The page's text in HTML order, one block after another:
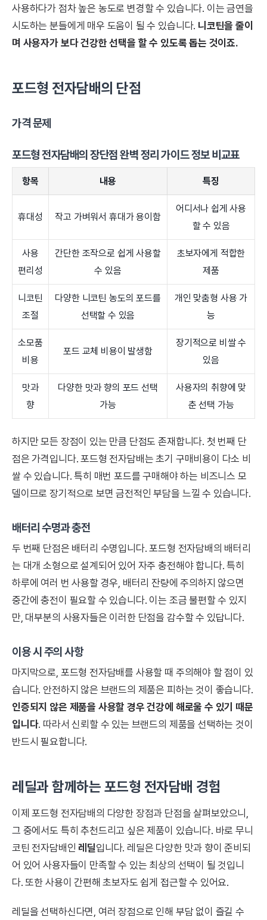
사용하다가 점차 높은 농도로 변경할 수 있습니다. 이는 금연을
시도하는 분들에게 매우 도움이 될 수 있습니다. 니코틴을 줄이
며 사용자가 보다 건강한 선택을 할 수 있도록 돕는 것이죠.
포드형 전자담배의 단점
가격 문제
포드형 전자담배의 장단점 완벽 정리 가이드 정보 비교표
항목 내용 특징
휴대성 작고 가벼워서 휴대가 용이함
어디서나 쉽게 사용
할 수 있음
사용
편리성
간단한 조작으로 쉽게 사용할
수 있음
초보자에게 적합한
제품
니코틴
조절
다양한 니코틴 농도의 포드를
선택할 수 있음
개인 맞춤형 사용 가
능
소모품
비용
포드 교체 비용이 발생함
장기적으로 비쌀 수
있음
맛과
향
다양한 맛과 향의 포드 선택
가능
사용자의 취향에 맞
춘 선택 가능
하지만 모든 장점이 있는 만큼 단점도 존재합니다. 첫 번째 단
점은 가격입니다. 포드형 전자담배는 초기 구매비용이 다소 비
쌀 수 있습니다. 특히 매번 포드를 구매해야 하는 비즈니스 모
델이므로 장기적으로 보면 금전적인 부담을 느낄 수 있습니다.
배터리 수명과 충전
두 번째 단점은 배터리 수명입니다. 포드형 전자담배의 배터리
는 대개 소형으로 설계되어 있어 자주 충전해야 합니다. 특히
하루에 여러 번 사용할 경우, 배터리 잔량에 주의하지 않으면
중간에 충전이 필요할 수 있습니다. 이는 조금 불편할 수 있지
만, 대부분의 사용자들은 이러한 단점을 감수할 수 있답니다.
이용 시 주의 사항
마지막으로, 포드형 전자담배를 사용할 때 주의해야 할 점이 있
습니다. 안전하지 않은 브랜드의 제품은 피하는 것이 좋습니다.
인증되지 않은 제품을 사용할 경우 건강에 해로울 수 있기 때문
입니다. 따라서 신뢰할 수 있는 브랜드의 제품을 선택하는 것이
반드시 필요합니다.
레딜과 함께하는 포드형 전자담배 경험
이제 포드형 전자담배의 다양한 장점과 단점을 살펴보았으니,
그 중에서도 특히 추천드리고 싶은 제품이 있습니다. 바로 무니
코틴 전자담배인 레딜입니다. 레딜은 다양한 맛과 향이 준비되
어 있어 사용자들이 만족할 수 있는 최상의 선택이 될 것입니
다. 또한 사용이 간편해 초보자도 쉽게 접근할 수 있어요.
레딜을 선택하신다면, 여러 장점으로 인해 부담 없이 즐길 수